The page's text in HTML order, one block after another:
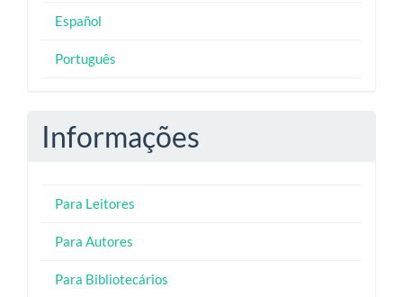
Español
Português
Informações
Para Leitores
Para Autores
Para Bibliotecários